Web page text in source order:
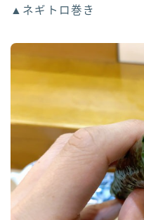
▲ネギトロ巻き